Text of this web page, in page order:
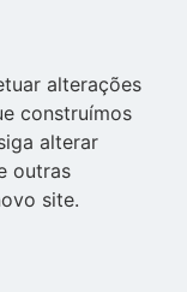
alterações
construímos
alterar
outras
site.